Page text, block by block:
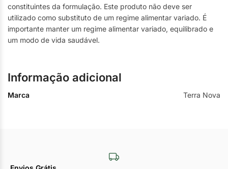
constituintes da formulação. Este produto não deve ser
utilizado como substituto de um regime alimentar variado. É
importante manter um regime alimentar variado, equilibrado e
um modo de vida saudável.
Informação adicional
Marca Terra Nova